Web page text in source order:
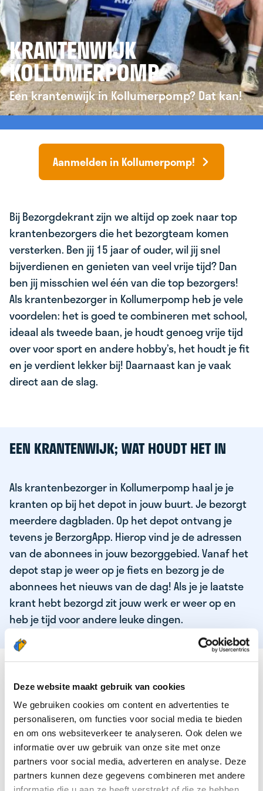
Deze website maakt gebruik van cookies
We gebruiken cookies om content en advertenties te
personaliseren, om functies voor social media te bieden
en om ons websiteverkeer te analyseren. Ook delen we
informatie over uw gebruik van onze site met onze
partners voor social media, adverteren en analyse. Deze
partners kunnen deze gegevens combineren met andere
KRANTENWIJK
KOLLUMERPOMP
Een krantenwijk in Kollumerpomp? Dat kan!
Aanmelden in Kollumerpomp!
Bij Bezorgdekrant zijn we altijd op zoek naar top
krantenbezorgers die het bezorgteam komen
versterken. Ben jij 15 jaar of ouder, wil jij snel
bijverdienen en genieten van veel vrije tijd? Dan
ben jij misschien wel één van die top bezorgers!
Als krantenbezorger in Kollumerpomp heb je vele
voordelen: het is goed te combineren met school,
ideaal als tweede baan, je houdt genoeg vrije tijd
over voor sport en andere hobby’s, het houdt je fit
en je verdient lekker bij! Daarnaast kan je vaak
direct aan de slag.
EEN KRANTENWIJK; WAT HOUDT HET IN
Als krantenbezorger in Kollumerpomp haal je je
kranten op bij het depot in jouw buurt. Je bezorgt
meerdere dagbladen. Op het depot ontvang je
tevens je BerzorgApp. Hierop vind je de adressen
van de abonnees in jouw bezorggebied. Vanaf het
depot stap je weer op je fiets en bezorg je de
abonnees het nieuws van de dag! Als je je laatste
krant hebt bezorgd zit jouw werk er weer op en
heb je tijd voor andere leuke dingen.
DEZE KWALITEITEN HEEFT ONZE TOP
KRANTENBEZORGER
Je bent verantwoordelijk en zelfstandig
Je houdt van lekker bewegen in de frisse lucht
Je houdt vooral van fijn werk dat lekker bijverdient!
Je wordt blij van het bezorgen van het laatste nieuws